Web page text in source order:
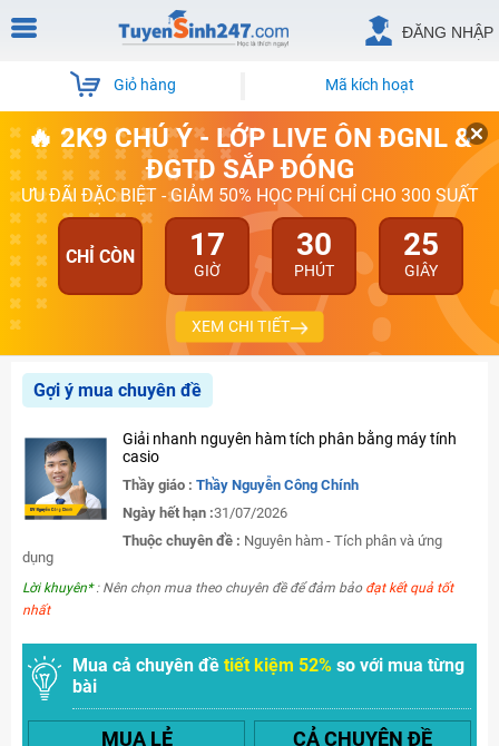
ĐĂNG NHẬP
Giỏ hàng Mã kích hoạt
🔥 2K9 CHÚ Ý - LỚP LIVE ÔN ĐGNL &
ĐGTD SẮP ĐÓNG
ƯU ĐÃI ĐẶC BIỆT - GIẢM 50% HỌC PHÍ CHỈ CHO 300 SUẤT
CHỈ CÒN 17
GIỜ
30
PHÚT
25
GIÂY
XEM CHI TIẾT
Gợi ý mua chuyên đề
Giải nhanh nguyên hàm tích phân bằng máy tính
casio
Thầy giáo : Thầy Nguyễn Công Chính
Ngày hết hạn :31/07/2026
Thuộc chuyên đề : Nguyên hàm - Tích phân và ứng
dụng
Lời khuyên*: Nên chọn mua theo chuyên đề để đảm bảo đạt kết quả tốt
nhất
Mua cả chuyên đề tiết kiệm 52% so với mua từng
bài
MUA LẺ CẢ CHUYÊN ĐỀ